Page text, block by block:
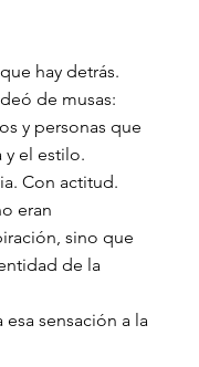
hay detrás.
de musas:
y personas que
y el estilo.
Con actitud.
eran
sino que
de la
sensación a la